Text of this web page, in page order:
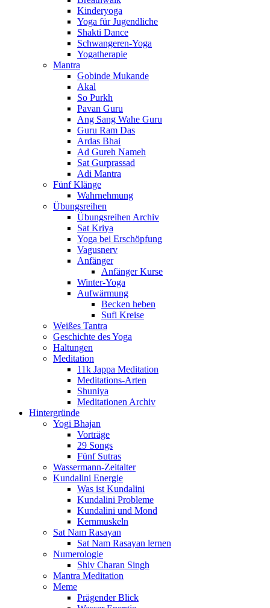
Kinderyoga
Yoga für Jugendliche
Shakti Dance
Schwangeren-Yoga
Yogatherapie
Mantra
Gobinde Mukande
Akal
So Purkh
Pavan Guru
Ang Sang Wahe Guru
Guru Ram Das
Ardas Bhai
Ad Gureh Nameh
Sat Gurprassad
Adi Mantra
Fünf Klänge
Wahrnehmung
Übungsreihen
Übungsreihen Archiv
Sat Kriya
Yoga bei Erschöpfung
Vagusnerv
Anfänger
Anfänger Kurse
Winter-Yoga
Aufwärmung
Becken heben
Sufi Kreise
Weißes Tantra
Geschichte des Yoga
Haltungen
Meditation
11k Jappa Meditation
Meditations-Arten
Shuniya
Meditationen Archiv
Hintergründe
Yogi Bhajan
Vorträge
29 Songs
Fünf Sutras
Wassermann-Zeitalter
Kundalini Energie
Was ist Kundalini
Kundalini Probleme
Kundalini und Mond
Kernmuskeln
Sat Nam Rasayan
Sat Nam Rasayan lernen
Numerologie
Shiv Charan Singh
Mantra Meditation
Meme
Prägender Blick